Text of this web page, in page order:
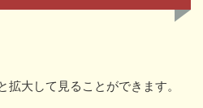
大して見ることができます。